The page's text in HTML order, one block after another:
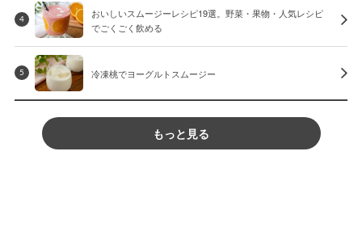
4
おいしいスムージーレシピ19選。野菜・果物・人気レシピ
でごくごく飲める
5 冷凍桃でヨーグルトスムージー
もっと見る